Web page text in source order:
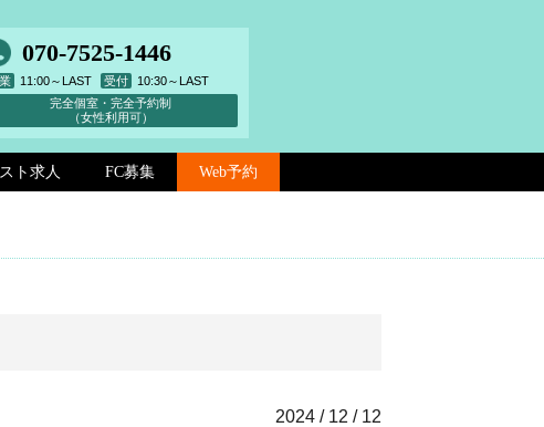
070-7525-1446
11:00～LAST 受付
10:30～LAST
完全個室・完全予約制
（女性利用可）
ト求人 FC募集 Web予約
2024 / 12 / 12